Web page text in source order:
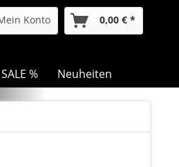
Konto 0,00 € *
SALE % Neuheiten